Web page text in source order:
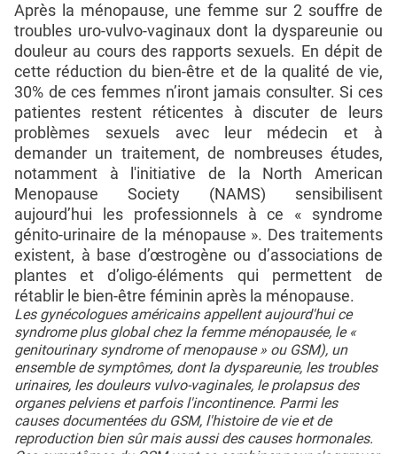
Après la ménopause, une femme sur 2 souffre de
troubles uro-vulvo-vaginaux dont la dyspareunie ou
douleur au cours des rapports sexuels. En dépit de
cette réduction du bien-être et de la qualité de vie,
30% de ces femmes n’iront jamais consulter. Si ces
patientes restent réticentes à discuter de leurs
problèmes sexuels avec leur médecin et à
demander un traitement, de nombreuses études,
notamment à l'initiative de la North American
Menopause Society (NAMS) sensibilisent
aujourd’hui les professionnels à ce « syndrome
génito-urinaire de la ménopause ». Des traitements
existent, à base d’œstrogène ou d’associations de
plantes et d’oligo-éléments qui permettent de
rétablir le bien-être féminin après la ménopause.
Les gynécologues américains appellent aujourd'hui ce
syndrome plus global chez la femme ménopausée, le «
genitourinary syndrome of menopause » ou GSM), un
ensemble de symptômes, dont la dyspareunie, les troubles
urinaires, les douleurs vulvo-vaginales, le prolapsus des
organes pelviens et parfois l'incontinence. Parmi les
causes documentées du GSM, l'histoire de vie et de
reproduction bien sûr mais aussi des causes hormonales.